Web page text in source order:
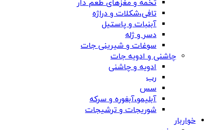
تخمه و مغزهای طعم دار
تافی،شکلات و دراژه
آبنبات و پاستیل
دسر و ژله
سوغات و شیرینی جات
چاشنی و ادویه جات
ادویه و چاشنی
رب
سس
آبلیمو،آبغوره و سرکه
شوریجات و ترشیجات
خواربار